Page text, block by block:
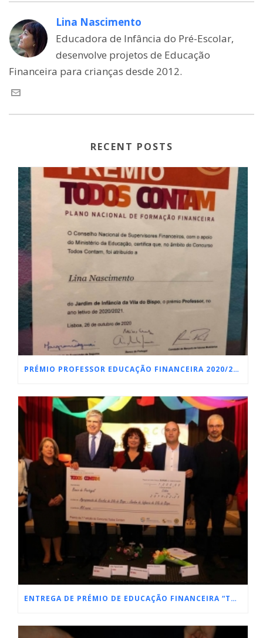
Lina Nascimento
Educadora de Infância do Pré-Escolar,
desenvolve projetos de Educação
Financeira para crianças desde 2012.
RECENT POSTS
PRÉMIO PROFESSOR EDUCAÇÃO FINANCEIRA 2020/2021
ENTREGA DE PRÉMIO DE EDUCAÇÃO FINANCEIRA “TODOS CONTAM”